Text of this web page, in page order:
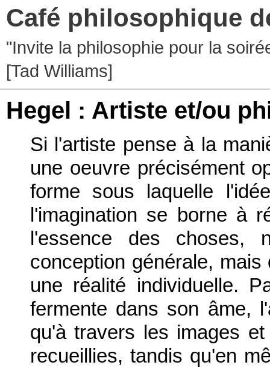
Café philosophique
"Invite la philosophie pour la
[Tad Williams]
Hegel : Artiste et/ou
Si l'artiste pense à la
une oeuvre précisément
forme sous laquelle
l'imagination se borne à
l'essence des
conception générale,
une réalité individuelle.
fermente dans son âme,
qu'à travers les images
recueillies, tandis qu'en